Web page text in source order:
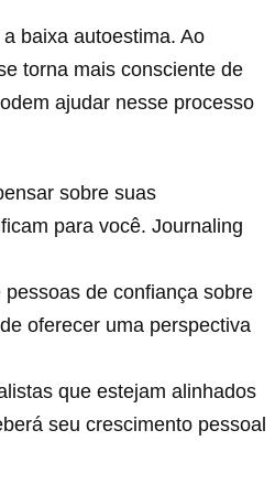
baixa autoestima. Ao
torna mais consciente de
ajudar nesse processo
sobre suas
para você. Journaling
de confiança sobre
oferecer uma perspectiva
que estejam alinhados
seu crescimento pessoal